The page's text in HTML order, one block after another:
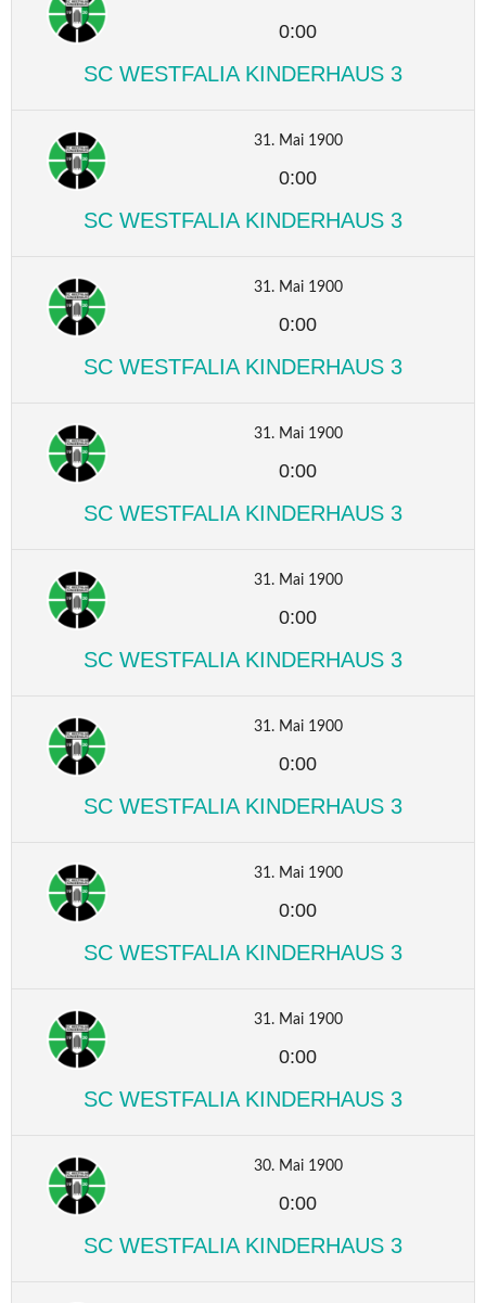
0:00
SC WESTFALIA KINDERHAUS 3
31. Mai 1900
0:00
SC WESTFALIA KINDERHAUS 3
31. Mai 1900
0:00
SC WESTFALIA KINDERHAUS 3
31. Mai 1900
0:00
SC WESTFALIA KINDERHAUS 3
31. Mai 1900
0:00
SC WESTFALIA KINDERHAUS 3
31. Mai 1900
0:00
SC WESTFALIA KINDERHAUS 3
31. Mai 1900
0:00
SC WESTFALIA KINDERHAUS 3
31. Mai 1900
0:00
SC WESTFALIA KINDERHAUS 3
30. Mai 1900
0:00
SC WESTFALIA KINDERHAUS 3